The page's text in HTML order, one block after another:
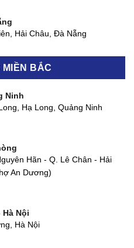
Quận 7, TP HCM
5, TP HCM
Bình, TP HCM
Hải Châu, Đà Nẵng
phố Huế, Thừa Thiên Huế
Tĩnh
MIỀN BẮC
Ninh
Hạ Long, Quảng Ninh
Hãn - Q. Lê Chân - Hải
An Dương)
Hà Nội
Hà Nội